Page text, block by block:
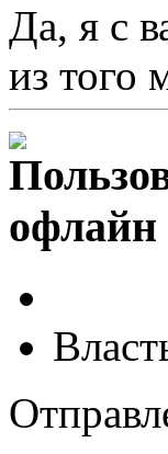
Да, я с
из того